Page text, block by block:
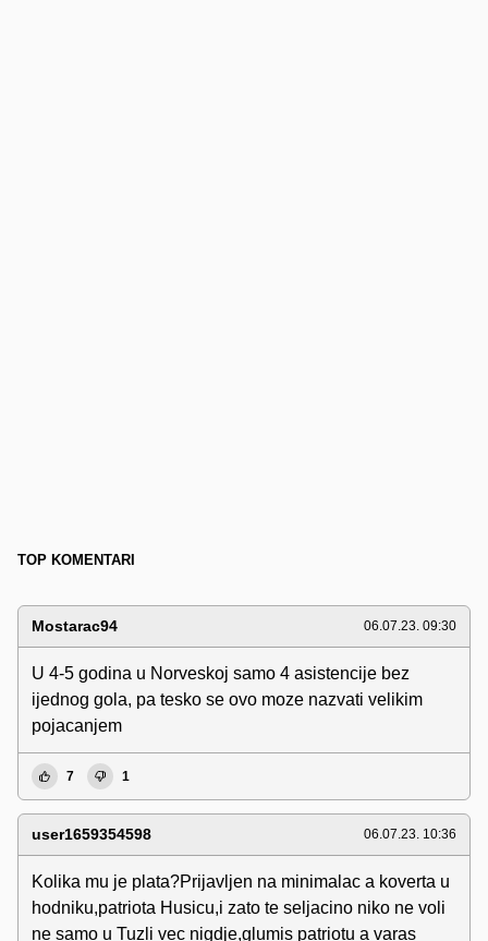
TOP KOMENTARI
Mostarac94 06.07.23. 09:30
U 4-5 godina u Norveskoj samo 4 asistencije bez
ijednog gola, pa tesko se ovo moze nazvati velikim
pojacanjem
7 1
user1659354598 06.07.23. 10:36
Kolika mu je plata?Prijavljen na minimalac a koverta u
hodniku,patriota Husicu,i zato te seljacino niko ne voli
ne samo u Tuzli vec nigdje,glumis patriotu a varas